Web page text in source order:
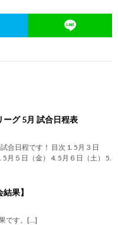
ーグ 5月 試合日程表
合日程です！ 目次 1. 5月３日
5月５日（金） 4. 5月６日（土） 5.
果】
です。[…]